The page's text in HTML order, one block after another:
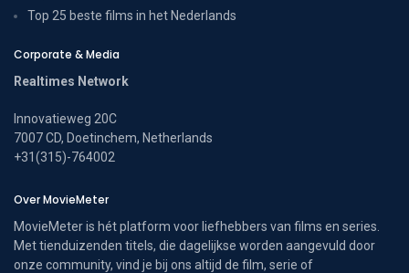
Top 25 beste films in het Nederlands
Corporate & Media
Realtimes Network
Innovatieweg 20C
7007 CD, Doetinchem, Netherlands
+31(315)-764002
Over MovieMeter
MovieMeter is hét platform voor liefhebbers van films en series.
Met tienduizenden titels, die dagelijkse worden aangevuld door
onze community, vind je bij ons altijd de film, serie of